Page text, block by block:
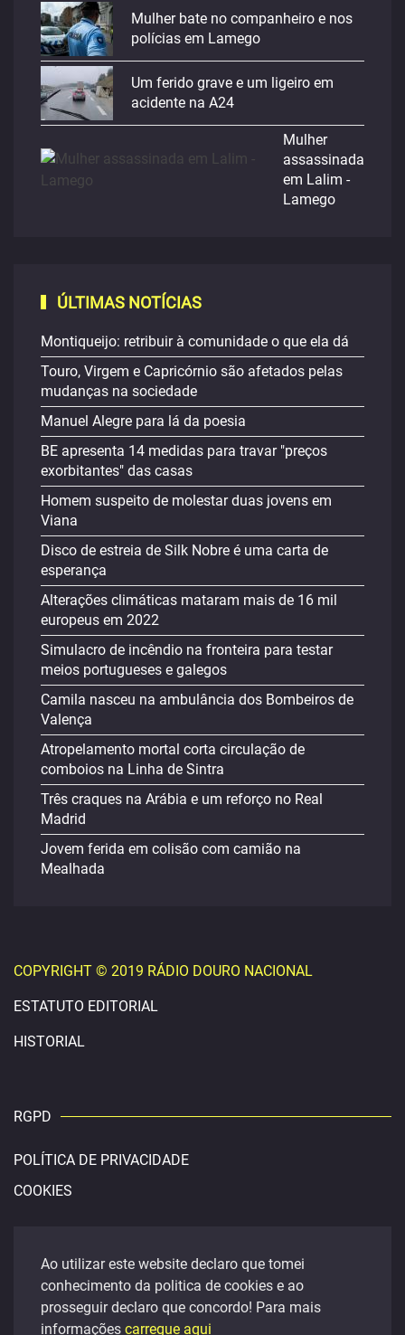
Ao utilizar este website declaro que tomei
conhecimento da politica de cookies e ao
prosseguir declaro que concordo! Para mais
informações carregue aqui
Mulher bate no companheiro e nos
polícias em Lamego
Um ferido grave e um ligeiro em
acidente na A24
Mulher
assassinada
em Lalim -
Lamego
ÚLTIMAS NOTÍCIAS
Montiqueijo: retribuir à comunidade o que ela dá
Touro, Virgem e Capricórnio são afetados pelas
mudanças na sociedade
Manuel Alegre para lá da poesia
BE apresenta 14 medidas para travar "preços
exorbitantes" das casas
Homem suspeito de molestar duas jovens em
Viana
Disco de estreia de Silk Nobre é uma carta de
esperança
Alterações climáticas mataram mais de 16 mil
europeus em 2022
Simulacro de incêndio na fronteira para testar
meios portugueses e galegos
Camila nasceu na ambulância dos Bombeiros de
Valença
Atropelamento mortal corta circulação de
comboios na Linha de Sintra
Três craques na Arábia e um reforço no Real
Madrid
Jovem ferida em colisão com camião na
Mealhada
COPYRIGHT © 2019 RÁDIO DOURO NACIONAL
ESTATUTO EDITORIAL
HISTORIAL
RGPD
POLÍTICA DE PRIVACIDADE
COOKIES
douronacional@gmail.com
FACEBOOK